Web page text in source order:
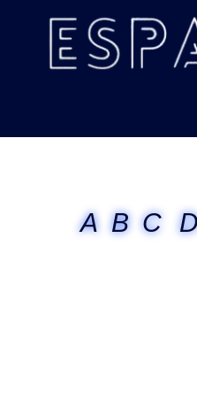
A B C